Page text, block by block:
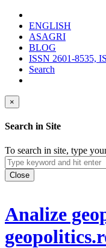
ENGLISH
ASAGRI
BLOG
ISSN 2601-8535,
Search
×
Search in Site
To search in site, type
Close
Analize